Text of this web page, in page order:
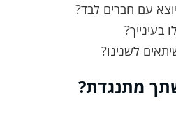
עם חברים לבד?
לשנינו?
מתנגדת?